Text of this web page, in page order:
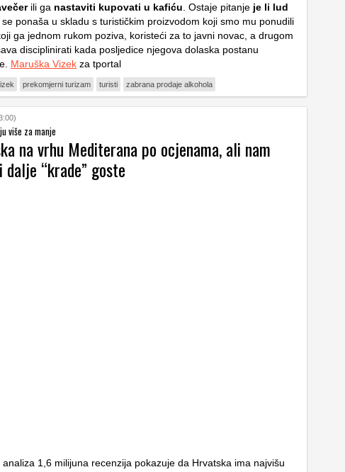
ili ga nastaviti kupovati u kafiću. Ostaje pitanje je li lud
se ponaša u skladu s turističkim proizvodom koji smo mu ponudili
ga jednom rukom poziva, koristeći za to javni novac, a drugom
disciplinirati kada posljedice njegova dolaska postanu
Maruška Vizek za tportal
prekomjerni turizam turisti zabrana prodaje alkohola
više za manje
na vrhu Mediterana po ocjenama, ali nam
dalje “krade” goste
analiza 1,6 milijuna recenzija pokazuje da Hrvatska ima najvišu